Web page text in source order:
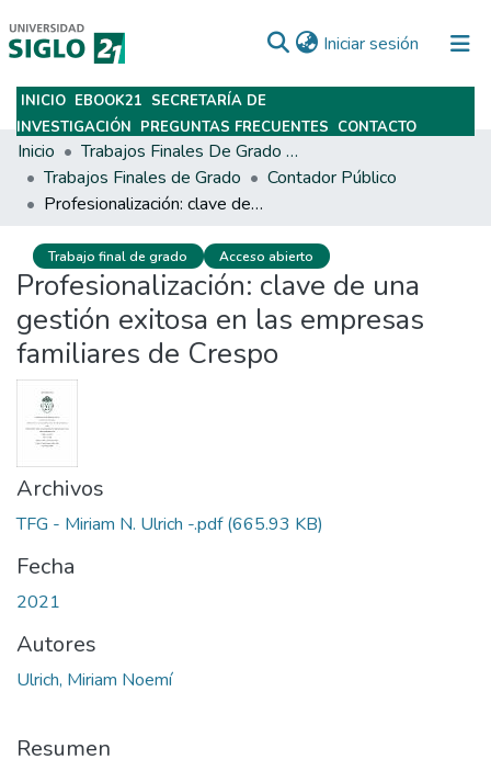
Iniciar sesión (current)
Subir
INICIO EBOOK21 SECRETARÍA DE
INVESTIGACIÓN PREGUNTAS FRECUENTES CONTACTO
Inicio
Trabajos Finales De Grado Y Posgrado
Trabajos Finales de Grado
Contador Público
Profesionalización: clave de una gestión exitosa en las empresas familiares de Crespo
Trabajo final de grado Acceso abierto
Profesionalización: clave de una
gestión exitosa en las empresas
familiares de Crespo
Archivos
TFG - Miriam N. Ulrich -.pdf(665.93 KB)
Fecha
2021
Autores
Ulrich, Miriam Noemí
Resumen